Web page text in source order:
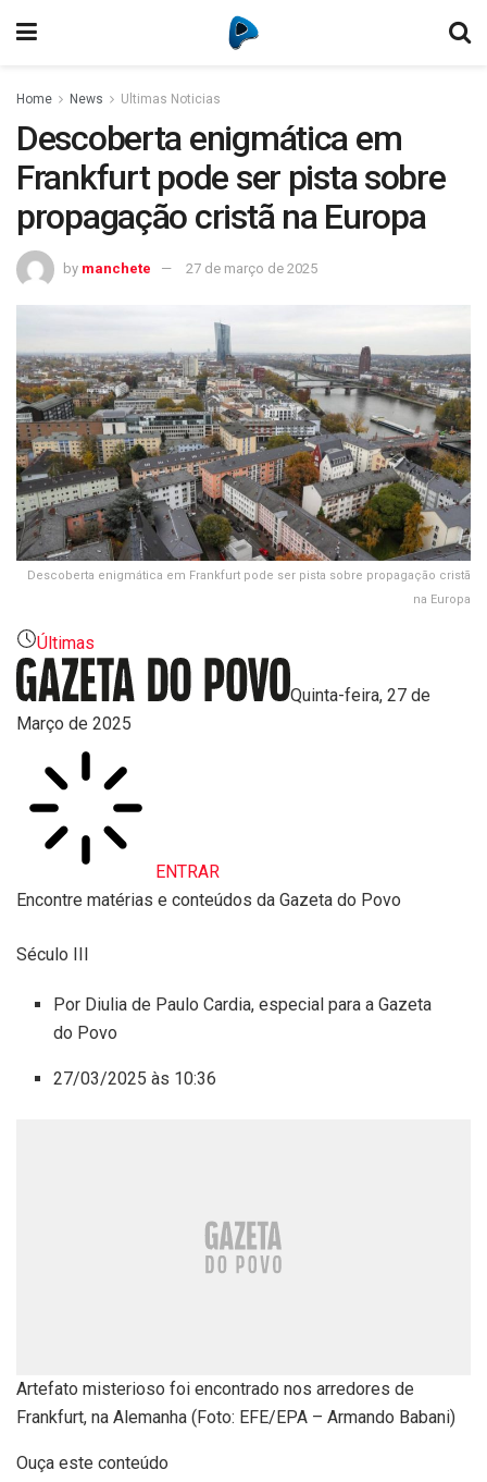
Home News Ultimas Noticias
Descoberta enigmática em
Frankfurt pode ser pista sobre
propagação cristã na Europa
by manchete 27 de março de 2025
Descoberta enigmática em Frankfurt pode ser pista sobre propagação cristã
na Europa
Últimas
Quinta-feira, 27 de
Março de 2025
ENTRAR
Encontre matérias e conteúdos da Gazeta do Povo
Século III
Por Diulia de Paulo Cardia, especial para a Gazeta
do Povo
27/03/2025 às 10:36
Artefato misterioso foi encontrado nos arredores de
Frankfurt, na Alemanha (Foto: EFE/EPA – Armando Babani)
Ouça este conteúdo